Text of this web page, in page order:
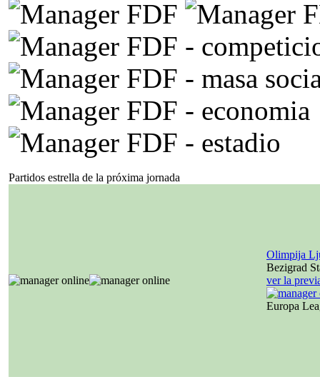
Partidos estrella de la próxima jornada
Olimpija
Bezigrad
ver la
Europa